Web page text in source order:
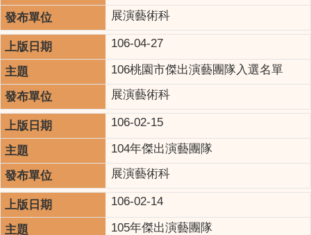
展演藝術科
106-04-27
106桃園市傑出演藝團隊入選名單
展演藝術科
106-02-15
104年傑出演藝團隊
展演藝術科
106-02-14
105年傑出演藝團隊